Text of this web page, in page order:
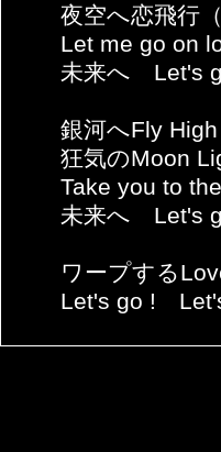
夜空へ恋飛行
Let me go on
未来へ Let's
銀河へFly
狂気のMoon
Take you to
未来へ Let's
ワープする
Let's go !